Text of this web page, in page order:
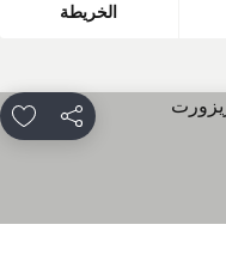
الخريطة
مشاركة